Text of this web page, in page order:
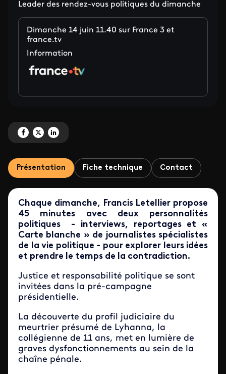
Leader des rendez-vous politiques du dimanche
Dimanche 14 juin 11.40 sur France 3 et
france.tv
Information
Partagez 'Dimanche en politique - Les invités' sur Facebook
Partagez 'Dimanche en politique - Les invités' sur X
Partagez 'Dimanche en politique - Les invités' sur LinkedIn
Présentation Fiche technique Contact
Chaque dimanche, Francis Letellier propose
45 minutes avec deux personnalités
politiques - interviews, reportages et «
Carte blanche » de journalistes spécialistes
de la vie politique - pour explorer leurs idées
et prendre le temps de la contradiction.
Justice et responsabilité politique se sont
invitées dans la pré-campagne
présidentielle.
La découverte du profil judiciaire du
meurtrier présumé de Lyhanna, la
collégienne de 11 ans, met en lumière de
graves dysfonctionnements au sein de la
chaîne pénale.